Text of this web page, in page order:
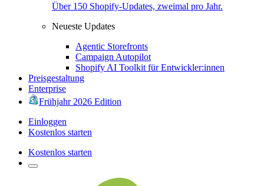
Über 150 Shopify-Updates, zweimal pro Jahr.
Neueste Updates
Agentic Storefronts
Campaign Autopilot
Shopify AI Toolkit für Entwickler:innen
Preisgestaltung
Enterprise
Frühjahr 2026 Edition
Einloggen
Kostenlos starten
Kostenlos starten